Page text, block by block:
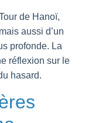
de Hanoï,
aussi d’un
profonde. La
réflexion sur le
hasard.